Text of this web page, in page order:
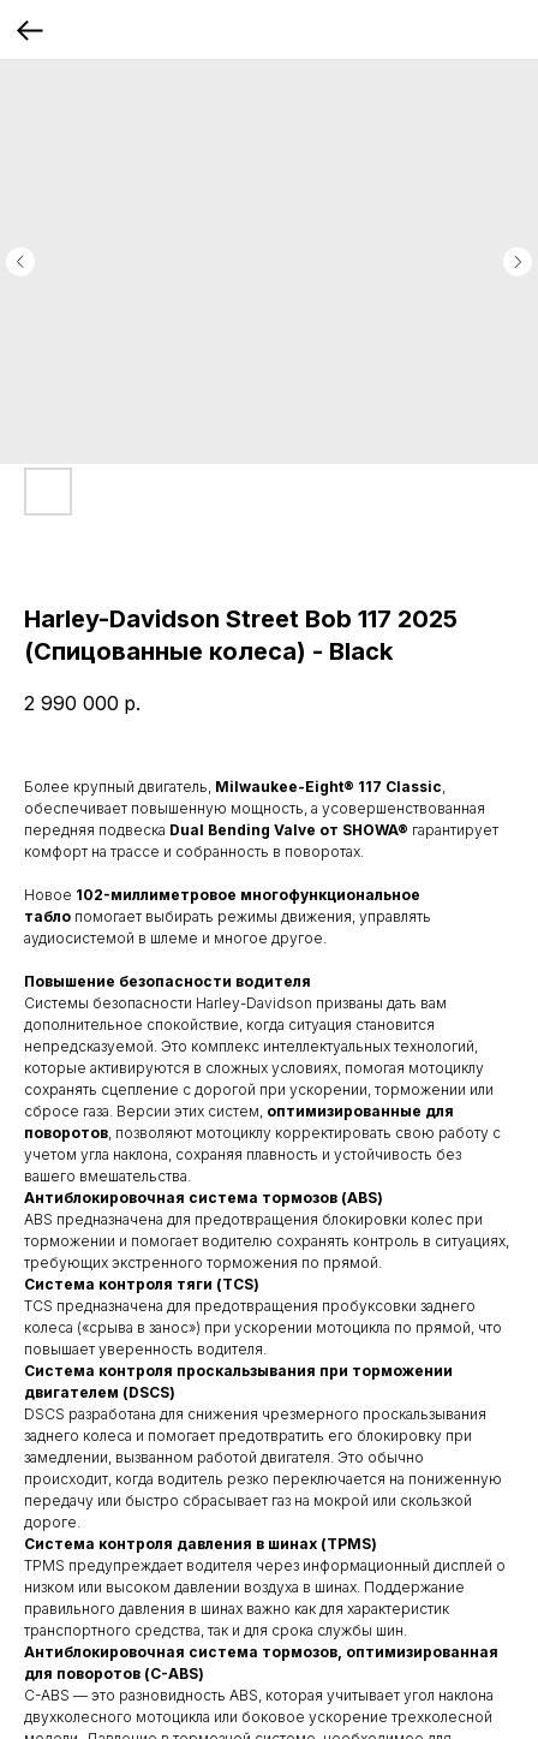
Harley-Davidson Street Bob 117 2025
(Спицованные колеса) - Black
2 990 000 р.
Более крупный двигатель, Milwaukee-Eight® 117 Classic,
обеспечивает повышенную мощность, а усовершенствованная
передняя подвеска Dual Bending Valve от SHOWA® гарантирует
комфорт на трассе и собранность в поворотах.
Новое 102-миллиметровое многофункциональное
табло помогает выбирать режимы движения, управлять
аудиосистемой в шлеме и многое другое.
Повышение безопасности водителя
Системы безопасности Harley-Davidson призваны дать вам
дополнительное спокойствие, когда ситуация становится
непредсказуемой. Это комплекс интеллектуальных технологий,
которые активируются в сложных условиях, помогая мотоциклу
сохранять сцепление с дорогой при ускорении, торможении или
сбросе газа. Версии этих систем, оптимизированные для
поворотов, позволяют мотоциклу корректировать свою работу с
учетом угла наклона, сохраняя плавность и устойчивость без
вашего вмешательства.
Антиблокировочная система тормозов (ABS)
ABS предназначена для предотвращения блокировки колес при
торможении и помогает водителю сохранять контроль в ситуациях,
требующих экстренного торможения по прямой.
Система контроля тяги (TCS)
TCS предназначена для предотвращения пробуксовки заднего
колеса («срыва в занос») при ускорении мотоцикла по прямой, что
повышает уверенность водителя.
Система контроля проскальзывания при торможении
двигателем (DSCS)
DSCS разработана для снижения чрезмерного проскальзывания
заднего колеса и помогает предотвратить его блокировку при
замедлении, вызванном работой двигателя. Это обычно
происходит, когда водитель резко переключается на пониженную
передачу или быстро сбрасывает газ на мокрой или скользкой
дороге.
Система контроля давления в шинах (TPMS)
TPMS предупреждает водителя через информационный дисплей о
низком или высоком давлении воздуха в шинах. Поддержание
правильного давления в шинах важно как для характеристик
транспортного средства, так и для срока службы шин.
Антиблокировочная система тормозов, оптимизированная
для поворотов (C-ABS)
C-ABS — это разновидность ABS, которая учитывает угол наклона
двухколесного мотоцикла или боковое ускорение трехколесной